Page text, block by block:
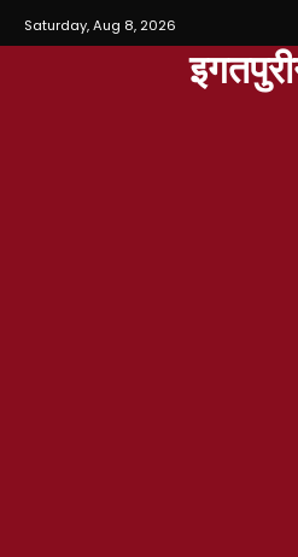
Saturday, Aug 8, 2026